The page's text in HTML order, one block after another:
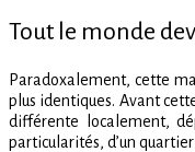
Tout le monde
Paradoxalement, cette
plus identiques. Avant
différente localement,
particularités, d’un